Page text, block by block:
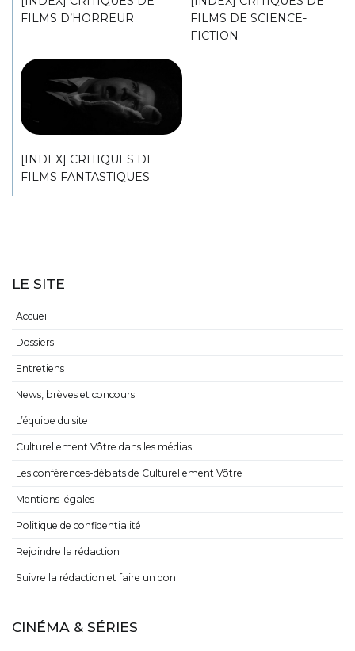
FILMS D’HORREUR
FILMS DE SCIENCE-
FICTION
[INDEX] CRITIQUES DE
FILMS FANTASTIQUES
LE SITE
Accueil
Dossiers
Entretiens
News, brèves et concours
L’équipe du site
Culturellement Vôtre dans les médias
Les conférences-débats de Culturellement Vôtre
Mentions légales
Politique de confidentialité
Rejoindre la rédaction
Suivre la rédaction et faire un don
CINÉMA & SÉRIES